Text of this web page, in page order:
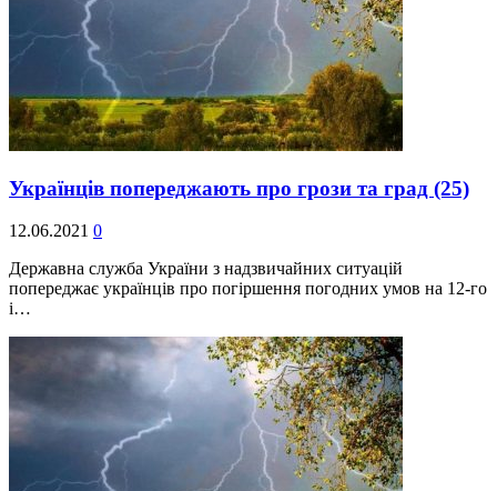
Українців попереджають про грози та град (25)
12.06.2021 0
Державна служба України з надзвичайних ситуацій
попереджає українців про погіршення погодних умов на 12-го
і…